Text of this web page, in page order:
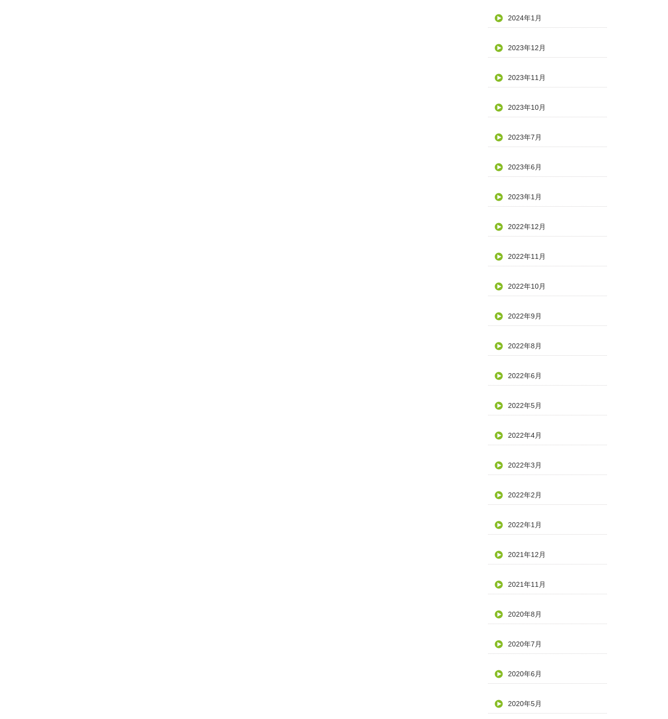
2024年1月
2023年12月
2023年11月
2023年10月
2023年7月
2023年6月
2023年1月
2022年12月
2022年11月
2022年10月
2022年9月
2022年8月
2022年6月
2022年5月
2022年4月
2022年3月
2022年2月
2022年1月
2021年12月
2021年11月
2020年8月
2020年7月
2020年6月
2020年5月